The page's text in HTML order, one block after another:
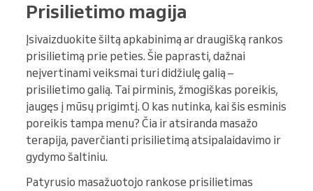
Prisilietimo magija
Įsivaizduokite šiltą apkabinimą ar draugišką rankos
prisilietimą prie peties. Šie paprasti, dažnai
neįvertinami veiksmai turi didžiulę galią –
prisilietimo galią. Tai pirminis, žmogiškas poreikis,
įaugęs į mūsų prigimtį. O kas nutinka, kai šis esminis
poreikis tampa menu? Čia ir atsiranda masažo
terapija, paverčianti prisilietimą atsipalaidavimo ir
gydymo šaltiniu.
Patyrusio masažuotojo rankose prisilietimas